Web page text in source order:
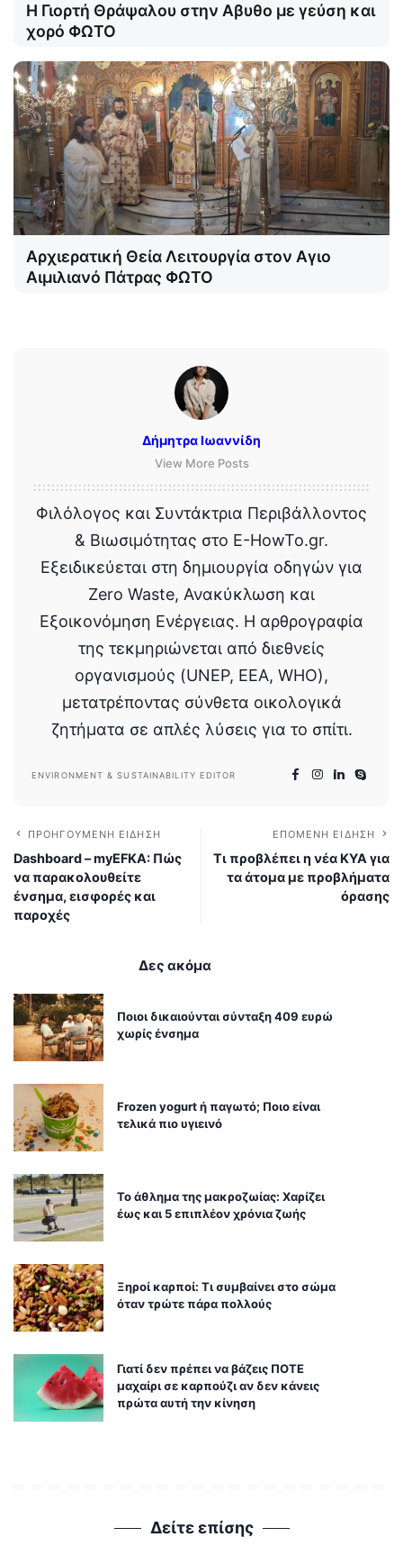
Η Γιορτή Θράψαλου στην Αβυθο με γεύση και
χορό ΦΩΤΟ
Αρχιερατική Θεία Λειτουργία στον Αγιο
Αιμιλιανό Πάτρας ΦΩΤΟ
Δήμητρα Ιωαννίδη
View More Posts
Φιλόλογος και Συντάκτρια Περιβάλλοντος
& Βιωσιμότητας στο E-HowTo.gr.
Εξειδικεύεται στη δημιουργία οδηγών για
Zero Waste, Ανακύκλωση και
Εξοικονόμηση Ενέργειας. Η αρθρογραφία
της τεκμηριώνεται από διεθνείς
οργανισμούς (UNEP, EEA, WHO),
μετατρέποντας σύνθετα οικολογικά
ζητήματα σε απλές λύσεις για το σπίτι.
ENVIRONMENT & SUSTAINABILITY EDITOR
ΠΡΟΗΓΟΎΜΕΝΗ ΕΊΔΗΣΗ
Dashboard – myEFKA: Πώς
να παρακολουθείτε
ένσημα, εισφορές και
παροχές
ΕΠΌΜΕΝΗ ΕΊΔΗΣΗ
Τι προβλέπει η νέα ΚΥΑ για
τα άτομα με προβλήματα
όρασης
Δες ακόμα
Ποιοι δικαιούνται σύνταξη 409 ευρώ
χωρίς ένσημα
Frozen yogurt ή παγωτό; Ποιο είναι
τελικά πιο υγιεινό
Το άθλημα της μακροζωίας: Χαρίζει
έως και 5 επιπλέον χρόνια ζωής
Ξηροί καρποί: Τι συμβαίνει στο σώμα
όταν τρώτε πάρα πολλούς
Γιατί δεν πρέπει να βάζεις ΠΟΤΕ
μαχαίρι σε καρπούζι αν δεν κάνεις
πρώτα αυτή την κίνηση
Δείτε επίσης